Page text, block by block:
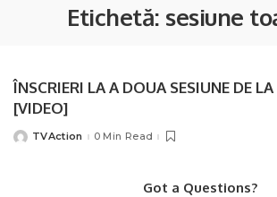
Etichetă: sesiune
ÎNSCRIERI LA A DOUA SESIUNE DE
[VIDEO]
PostedTVAction 0 Min Read
Got a Questions?